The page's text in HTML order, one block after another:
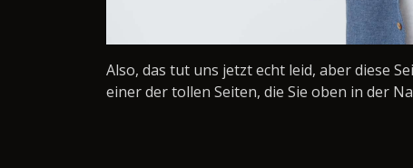
Also, das tut uns jetzt echt leid, aber diese
einer der tollen Seiten, die Sie oben in der